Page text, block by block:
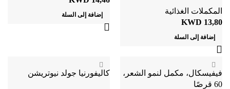
المكملات الغذائية
KWD 13,80
إضافة إلى السلة
إضافة إلى السلة
فيفيسكال، مكمل لنمو الشعر،
60 قرصًا
كاليفورنيا جولد نيوتريشن